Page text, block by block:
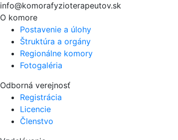
info@komorafyzioterapeutov.sk
O komore
Postavenie a úlohy
Štruktúra a orgány
Regionálne komory
Fotogaléria
Odborná verejnosť
Registrácia
Licencie
Členstvo